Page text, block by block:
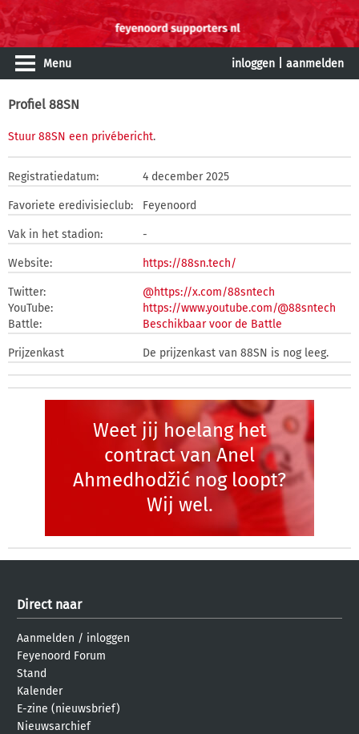
Menu inloggen aanmelden
Profiel 88SN
Stuur 88SN een privébericht.
Registratiedatum: 4 december 2025
Favoriete eredivisieclub: Feyenoord
Vak in het stadion: -
Website: https://88sn.tech/
Twitter:
@https://x.com/88sntech
YouTube:
https://www.youtube.com/@88sntech
Battle:
Beschikbaar voor de Battle
Prijzenkast De prijzenkast van 88SN is nog leeg.
Weet jij hoelang het
contract van Anel
Ahmedhodžić nog loopt?
Wij wel.
Direct naar
Aanmelden / inloggen
Feyenoord Forum
Stand
Kalender
E-zine (nieuwsbrief)
Nieuwsarchief